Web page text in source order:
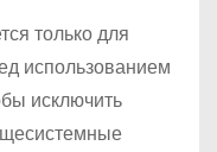
только для
использованием
исключить